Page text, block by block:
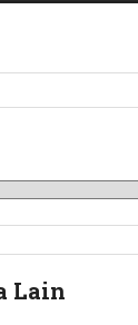
Lain